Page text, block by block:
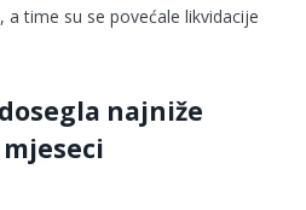
a time su se povećale likvidacije
najniže